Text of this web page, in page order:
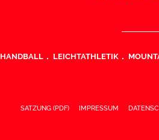
HANDBALL LEICHTATHLETIK
SATZUNG (PDF) IMPRESSUM